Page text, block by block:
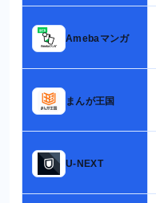
Amebaマンガ
まんが王国
U-NEXT